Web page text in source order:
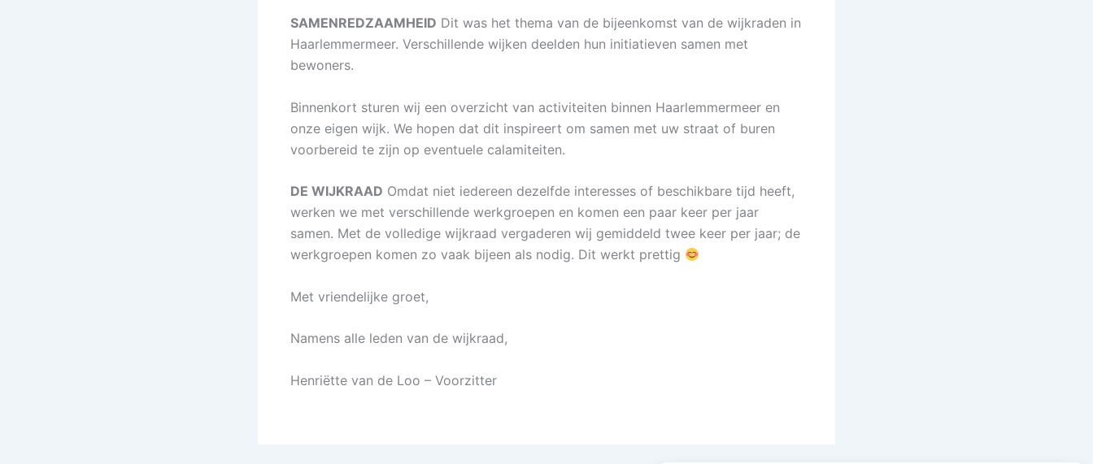
SAMENREDZAAMHEID Dit was het thema van de bijeenkomst van de wijkraden in
Haarlemmermeer. Verschillende wijken deelden hun initiatieven samen met
bewoners.
Binnenkort sturen wij een overzicht van activiteiten binnen Haarlemmermeer en
onze eigen wijk. We hopen dat dit inspireert om samen met uw straat of buren
voorbereid te zijn op eventuele calamiteiten.
DE WIJKRAAD Omdat niet iedereen dezelfde interesses of beschikbare tijd heeft,
werken we met verschillende werkgroepen en komen een paar keer per jaar
samen. Met de volledige wijkraad vergaderen wij gemiddeld twee keer per jaar; de
werkgroepen komen zo vaak bijeen als nodig. Dit werkt prettig
Met vriendelijke groet,
Namens alle leden van de wijkraad,
Henriëtte van de Loo – Voorzitter